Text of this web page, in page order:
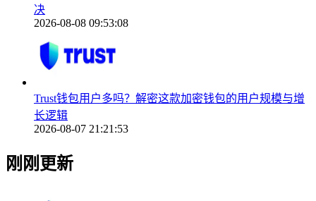
决
2026-08-08 09:53:08
Trust钱包用户多吗？解密这款加密钱包的用户规模与增
长逻辑
2026-08-07 21:21:53
刚刚更新